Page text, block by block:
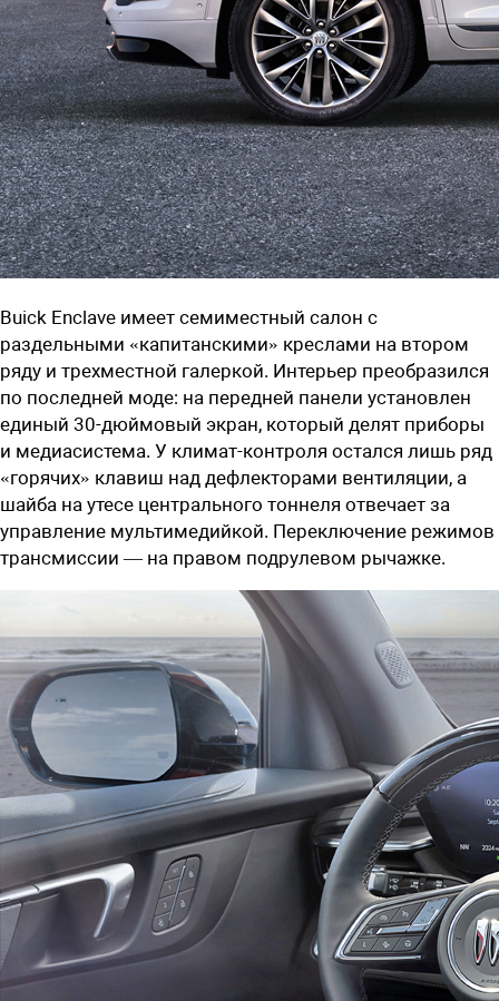
Buick Enclave имеет семиместный салон с
раздельными «капитанскими» креслами на втором
ряду и трехместной галеркой. Интерьер преобразился
по последней моде: на передней панели установлен
единый 30-дюймовый экран, который делят приборы
и медиасистема. У климат-контроля остался лишь ряд
«горячих» клавиш над дефлекторами вентиляции, а
шайба на утесе центрального тоннеля отвечает за
управление мультимедийкой. Переключение режимов
трансмиссии — на правом подрулевом рычажке.